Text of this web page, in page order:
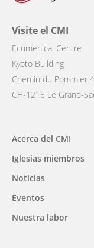
Visite el CMI
Ecumenical Centre
Kyoto Building
Chemin du Pommier
CH-1218 Le Grand-
Main
navigation
Acerca del CMI
Iglesias miembros
Noticias
Eventos
Nuestra labor